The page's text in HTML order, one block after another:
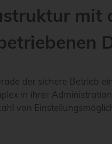
mit
der sichere Betrieb
in ihrer
von